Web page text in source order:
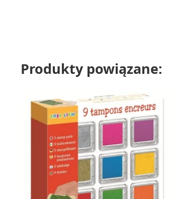
Produkty powiązane: